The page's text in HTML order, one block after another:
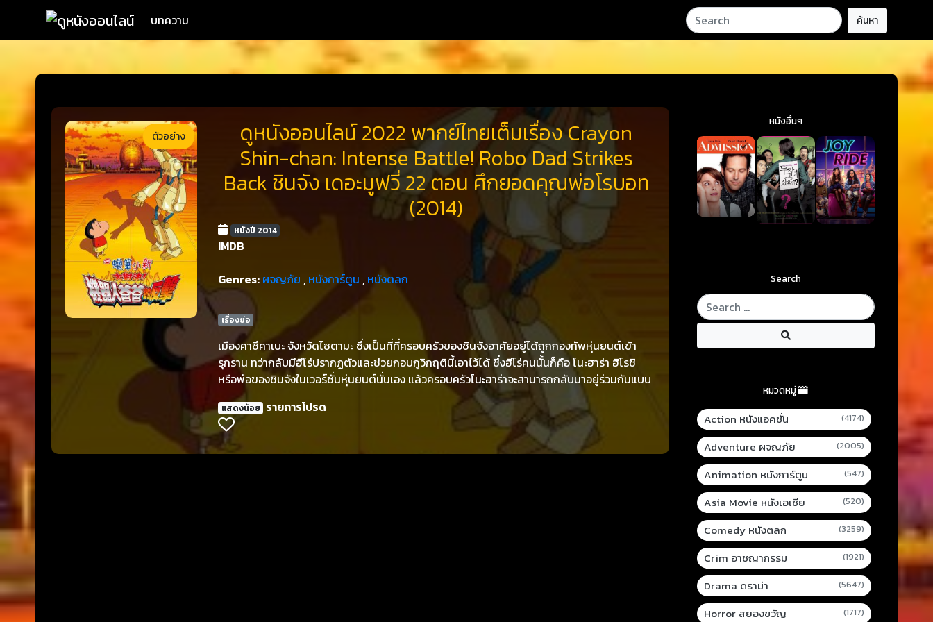
บทความ ค้นหา
ตัวอย่าง
ดูหนังออนไลน์ 2022 พากย์ไทยเต็มเรื่อง Crayon
Shin-chan: Intense Battle! Robo Dad Strikes
Back ชินจัง เดอะมูฟวี่ 22 ตอน ศึกยอดคุณพ่อโรบอท
(2014)
หนังปี 2014
IMDB
Genres: ผจญภัย , หนังการ์ตูน , หนังตลก
เรื่องย่อ
เมืองคาซึคาเบะ จังหวัดไซตามะ ซึ่งเป็นที่ที่ครอบครัวของชินจังอาศัยอยู่ได้ถูกกองทัพหุ่นยนต์เข้า
รุกราน ทว่ากลับมีฮีโร่ปรากฏตัวและช่วยกอบกูวิกฤตินี้เอาไว้ได้ ซึ่งฮีโร่คนนั้นก็คือ โนะฮาร่า ฮิโรชิ
หรือพ่อของชินจังในเวอร์ชั่นหุ่นยนต์นั่นเอง แล้วครอบครัวโนะฮาร่าจะสามารถกลับมาอยู่ร่วมกันแบบ
แสดงน้อย รายการโปรด
หนังอื่นๆ
Search
หมวดหมู่
Action หนังแอคชั่น (4174)
Adventure ผจญภัย (2005)
Animation หนังการ์ตูน (547)
Asia Movie หนังเอเชีย (520)
Comedy หนังตลก (3259)
Crim อาชญากรรม (1921)
Drama ดราม่า (5647)
Horror สยองขวัญ (1717)